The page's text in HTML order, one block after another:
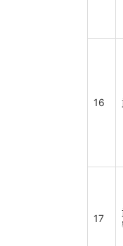
16
17